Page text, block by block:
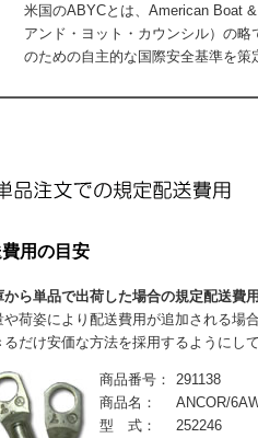
米国のABYCとは、American Boat
アンド・ヨット・カウンシル）の
のための自主的な国際安全基準を策
用の目安
から単品で出荷した場合の規定配送費
や荷姿により配送費用が追加される場
るだけ安価な方法を採用するようにし
商品番号：
291138
商品名：
ANCOR/
型 式：
252246